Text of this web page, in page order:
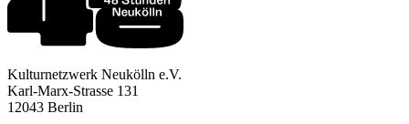
Kulturnetzwerk Neukölln e.V.
Karl-Marx-Strasse 131
12043 Berlin